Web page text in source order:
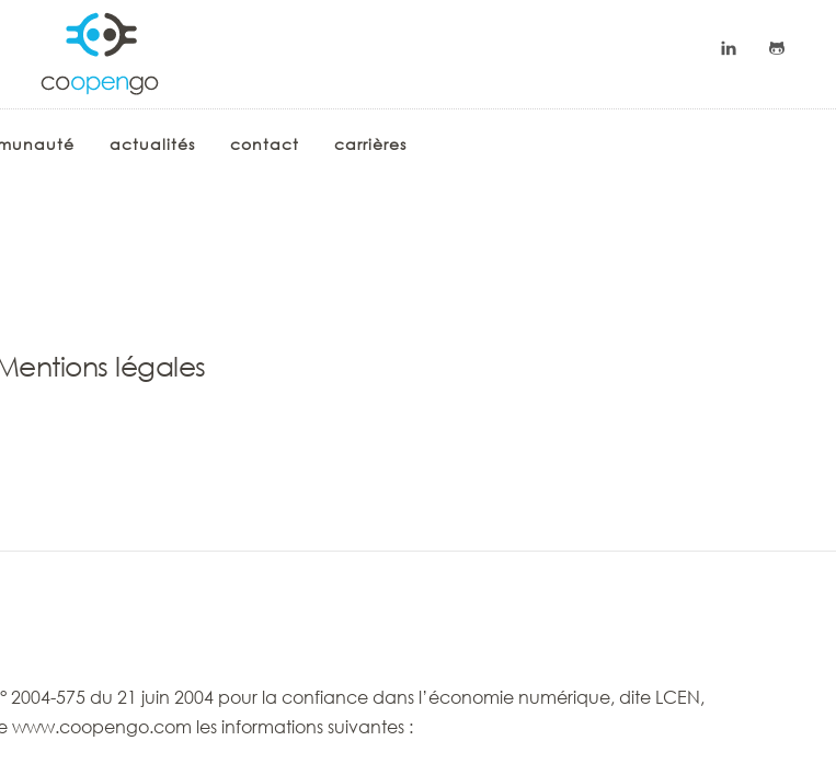
actualités contact carrières
légales
2004-575 du 21 juin 2004 pour la confiance dans l’économie numérique, dite LCEN,
www.coopengo.com les informations suivantes :